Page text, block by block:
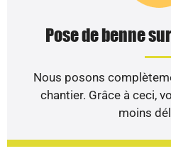
Pose de benne
Nous posons
chantier. Grâce à ceci,
moins